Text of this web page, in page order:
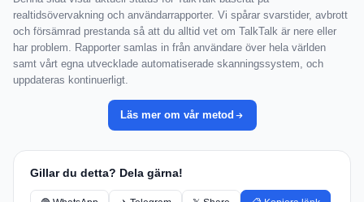
realtidsövervakning och användarrapporter. Vi spårar svarstider, avbrott
och försämrad prestanda så att du alltid vet om TalkTalk är nere eller
har problem. Rapporter samlas in från användare över hela världen
samt vårt egna utvecklade automatiserade skanningssystem, och
uppdateras kontinuerligt.
Läs mer om vår metod
Gillar du detta? Dela gärna!